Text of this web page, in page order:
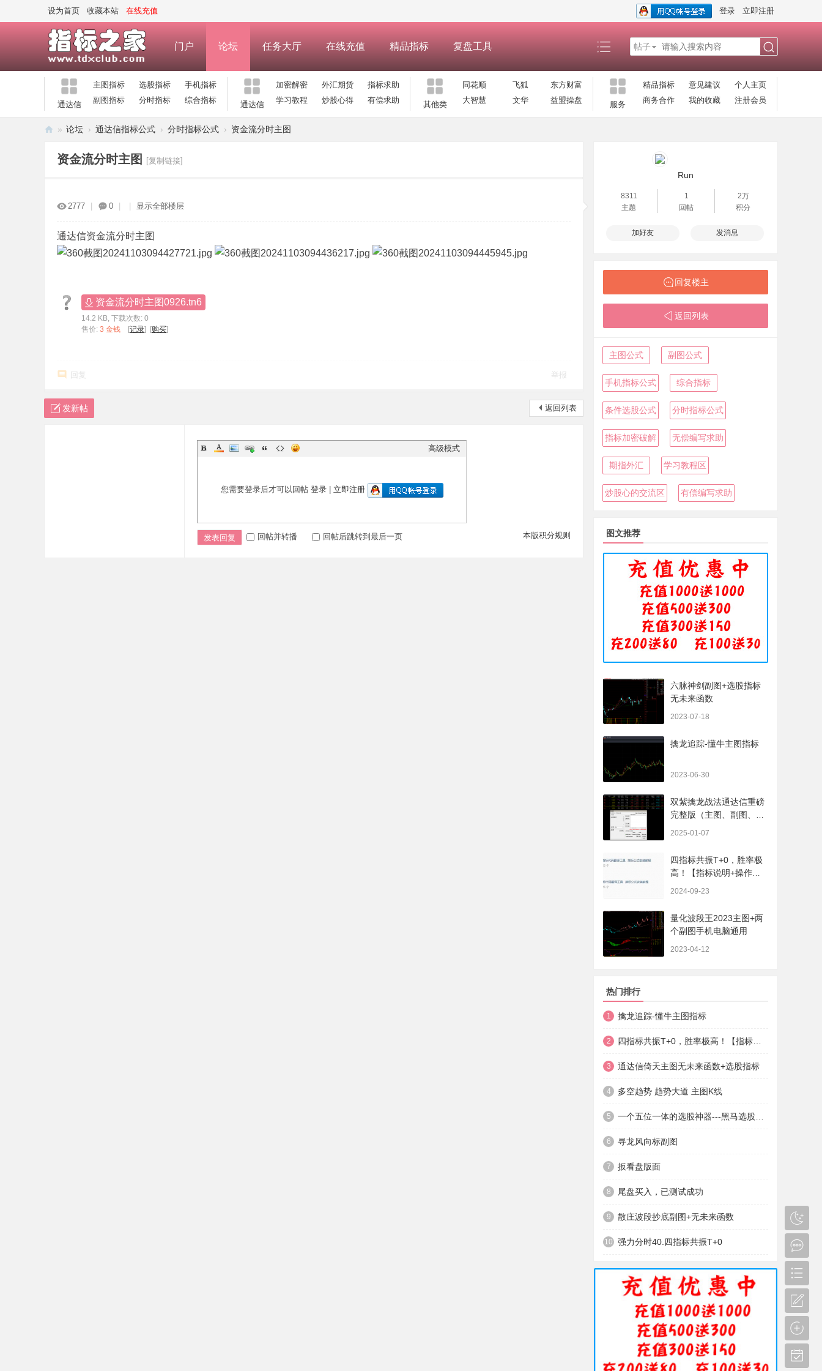
设为首页 收藏本站 在线充值 登录 立即注册
门户 论坛 任务大厅 在线充值 精品指标 复盘工具 帖子
通达信
主图指标 选股指标
手机指标
副图指标
分时指标 综合指标 通达信
加密解密 外汇期货
指标求助
学习教程
炒股心得 有偿求助 其他类
同花顺 飞狐
东方财富
大智慧
文华 益盟操盘 服务
精品指标 意见建议
个人主页
商务合作
我的收藏 注册会员
—
» 论坛 › 通达信指标公式 › 分时指标公式 › 资金流分时主图
资金流分时主图 [复制链接]
2777 0 显示全部楼层
通达信资金流分时主图
资金流分时主图0926.tn6
14.2 KB, 下载次数: 0
售价: 3 金钱 [记录] [购买]
回复 举报
返回列表
发新帖
高级模式
您需要登录后才可以回帖 登录| 立即注册
本版积分规则
发表回复 回帖并转播 回帖后跳转到最后一页
Run
8311
主题
1
回帖
2万
积分
加好友 发消息
回复楼主
返回列表
主图公式 副图公式
手机指标公式 综合指标
条件选股公式 分时指标公式
指标加密破解 无偿编写求助
期指外汇 学习教程区
炒股心的交流区 有偿编写求助
图文推荐
六脉神剑副图+选股指标
无未来函数
2023-07-18
擒龙追踪-懂牛主图指标
2023-06-30
双紫擒龙战法通达信重磅
完整版（主图、副图、排
2025-01-07
四指标共振T+0，胜率极
高！【指标说明+操作方
2024-09-23
量化波段王2023主图+两
个副图手机电脑通用
2023-04-12
热门排行
1 擒龙追踪-懂牛主图指标
2
3 通达信倚天主图无未来函数+选股指标
4 多空趋势 趋势大道 主图K线
5
6 寻龙风向标副图
7 扳看盘版面
8 尾盘买入，已测试成功
9 散庄波段抄底副图+无未来函数
10 强力分时40.四指标共振T+0